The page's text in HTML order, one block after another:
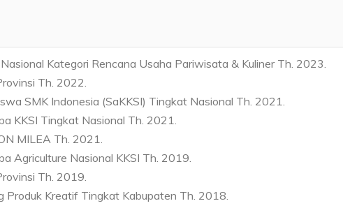
Kategori Rencana Usaha Pariwisata & Kuliner Th. 2023.
Th. 2022.
SMK Indonesia (SaKKSI) Tingkat Nasional Th. 2021.
KKSI Tingkat Nasional Th. 2021.
MILEA Th. 2021.
Agriculture Nasional KKSI Th. 2019.
Th. 2019.
Produk Kreatif Tingkat Kabupaten Th. 2018.